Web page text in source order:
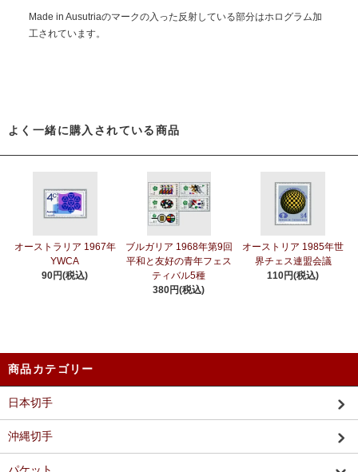
Made in Ausutriaのマークの入った反射している部分はホログラム加
工されています。
よく一緒に購入されている商品
オーストラリア 1967年
YWCA
90円(税込)
ブルガリア 1968年第9回
平和と友好の青年フェス
ティバル5種
380円(税込)
オーストリア 1985年世
界チェス連盟会議
110円(税込)
商品カテゴリー
日本切手
沖縄切手